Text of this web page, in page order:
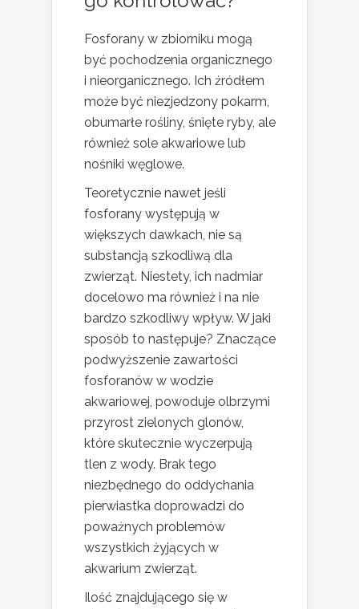
Fosforany w zbiorniku mogą
być pochodzenia organicznego
i nieorganicznego. Ich źródłem
może być niezjedzony pokarm,
obumarłe rośliny, śnięte ryby, ale
również sole akwariowe lub
nośniki węglowe.
Teoretycznie nawet jeśli
fosforany występują w
większych dawkach, nie są
substancją szkodliwą dla
zwierząt. Niestety, ich nadmiar
docelowo ma również i na nie
bardzo szkodliwy wpływ. W jaki
sposób to następuje? Znaczące
podwyższenie zawartości
fosforanów w wodzie
akwariowej, powoduje olbrzymi
przyrost zielonych glonów,
które skutecznie wyczerpują
tlen z wody. Brak tego
niezbędnego do oddychania
pierwiastka doprowadzi do
poważnych problemów
wszystkich żyjących w
akwarium zwierząt.
Ilość znajdującego się w